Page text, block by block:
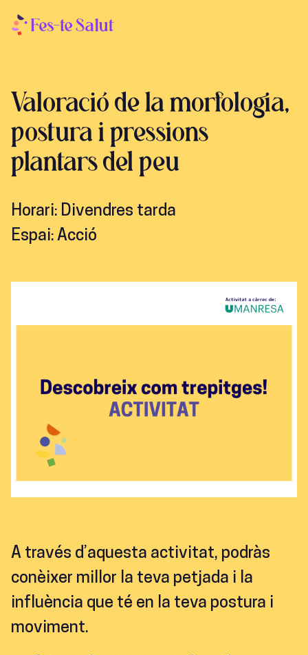
Valoració de la morfologia,
postura i pressions
plantars del peu
Horari: Divendres tarda
Espai: Acció
A través d’aquesta activitat, podràs
conèixer millor la teva petjada i la
influència que té en la teva postura i
moviment.